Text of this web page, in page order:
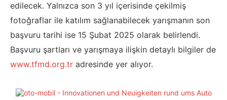
edilecek. Yalnızca son 3 yıl içerisinde çekilmiş
fotoğraflar ile katılım sağlanabilecek yarışmanın son
başvuru tarihi ise 15 Şubat 2025 olarak belirlendi.
Başvuru şartları ve yarışmaya ilişkin detaylı bilgiler de
www.tfmd.org.tr adresinde yer alıyor.